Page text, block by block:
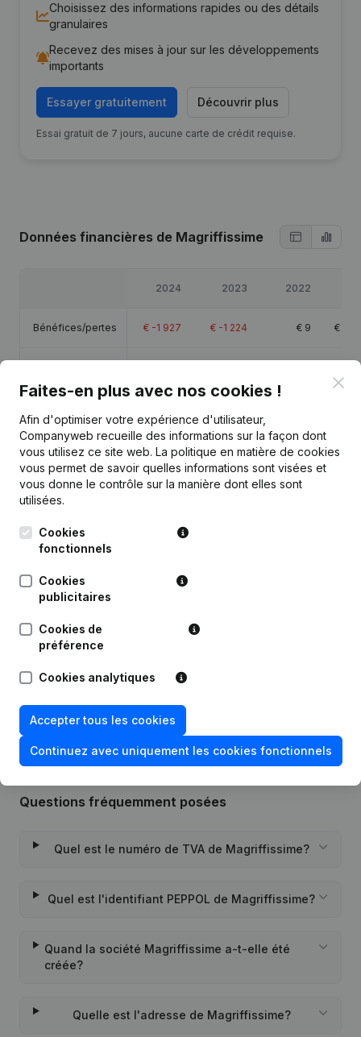
Choisissez des informations rapides ou des détails
granulaires
Recevez des mises à jour sur les développements
importants
Essayer gratuitement Découvrir plus
Essai gratuit de 7 jours, aucune carte de crédit requise.
Données financières de Magriffissime
2024 2023 2022
Bénéfices/pertes € -1 927 € -1 224 € 9 €
75
Marge brute € 30 310 16 428
Publications de Magriffissime
Date Publication
18-02-2026
Modification Forme Juridique -
Rubrique Constitution (Nouvelle
Succursale, etc...)
Questions fréquemment posées
Quel est le numéro de TVA de Magriffissime?
Quel est l'identifiant PEPPOL de Magriffissime?
Quand la société Magriffissime a-t-elle été
créée?
Quelle est l'adresse de Magriffissime?
Faites-en plus avec nos cookies !
Afin d'optimiser votre expérience d'utilisateur,
Companyweb recueille des informations sur la façon dont
vous utilisez ce site web. La politique en matière de cookies
vous permet de savoir quelles informations sont visées et
vous donne le contrôle sur la manière dont elles sont
utilisées.
Cookies
fonctionnels
Cookies
publicitaires
Cookies de
préférence
Cookies analytiques
Accepter tous les cookies
Continuez avec uniquement les cookies fonctionnels